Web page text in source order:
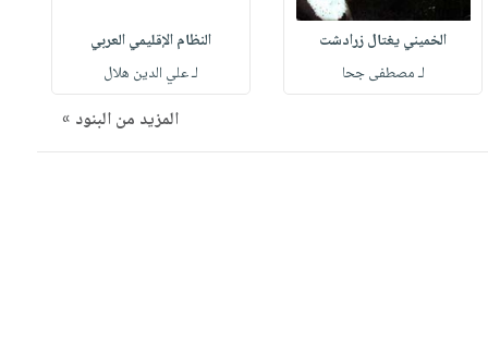
الخميني يغتال زرادشت
لـ مصطفى جحا
النظام الإقليمي العربي
لـ علي الدين هلال
المزيد من البنود »